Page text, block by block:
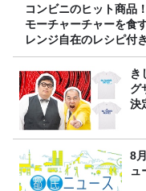
コンビニのヒット商品
モーチャーチャーを食
レンジ自在のレシピ付き
き
グ
決
8
ュ